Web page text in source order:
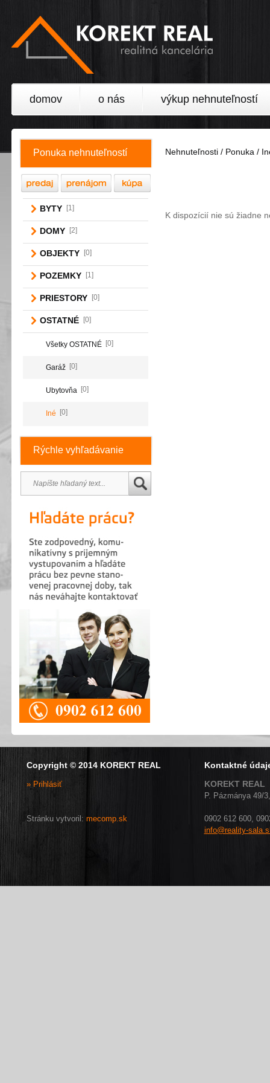
domov o nás výkup nehnuteľností
Ponuka nehnuteľností
BYTY [1]
DOMY [2]
OBJEKTY [0]
POZEMKY [1]
PRIESTORY [0]
OSTATNÉ [0]
Všetky OSTATNÉ [0]
Garáž [0]
Ubytovňa [0]
Iné [0]
Rýchle vyhľadávanie
Nehnuteľnosti / Ponuka /
K dispozícií nie sú žiadne
Copyright © 2014 KOREKT REAL
» Prihlásiť
Stránku vytvoril: mecomp.sk
Kontaktné
KOREKT REAL
P. Pázmánya 49/
0902 612 600,
info@reality-